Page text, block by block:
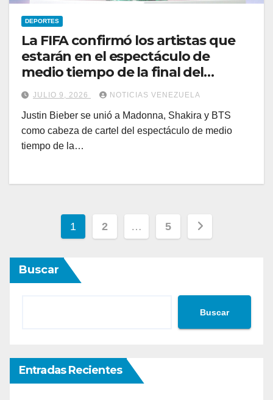
DEPORTES
La FIFA confirmó los artistas que
estarán en el espectáculo de
medio tiempo de la final del
Mundial 2026
JULIO 9, 2026 NOTICIAS VENEZUELA
Justin Bieber se unió a Madonna, Shakira y BTS
como cabeza de cartel del espectáculo de medio
tiempo de la…
Paginación
de
entradas
1 2 … 5
Buscar
Buscar
Entradas Recientes